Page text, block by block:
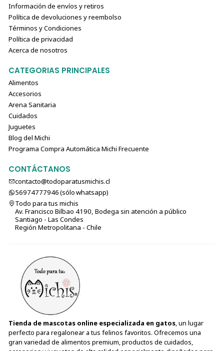
Información de envíos y retiros
Política de devoluciones y reembolso
Términos y Condiciones
Política de privacidad
Acerca de nosotros
CATEGORIAS PRINCIPALES
Alimentos
Accesorios
Arena Sanitaria
Cuidados
Juguetes
Blog del Michi
Programa Compra Automática Michi Frecuente
CONTÁCTANOS
contacto@todoparatusmichis.cl
56974777946 (sólo⁣⁣⁣⁣⁣​​​​​​​​​​​​​​​ whatsapp)
Todo para tus michis
Av. Francisco Bilbao 4190, Bodega sin atención a público
Santiago - Las Condes
Región Metropolitana - Chile
Tienda de mascotas online especializada en gatos, un lugar
perfecto para regalonear a tus felinos favoritos. Ofrecemos una
gran variedad de alimentos premium, productos de cuidados,